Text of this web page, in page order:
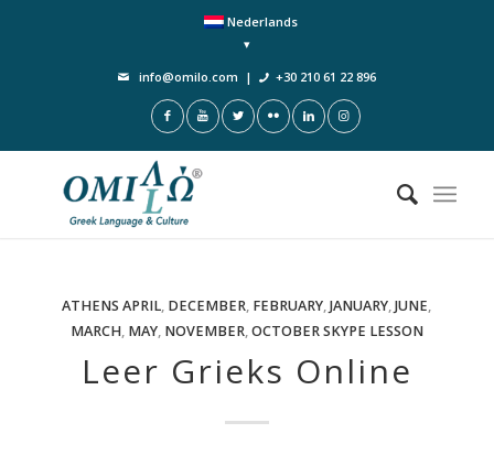
Nederlands
info@omilo.com | +30 210 61 22 896
ATHENS APRIL, DECEMBER, FEBRUARY,JANUARY,JUNE,
MARCH, MAY, NOVEMBER,OCTOBERSKYPE LESSON
Leer Grieks Online